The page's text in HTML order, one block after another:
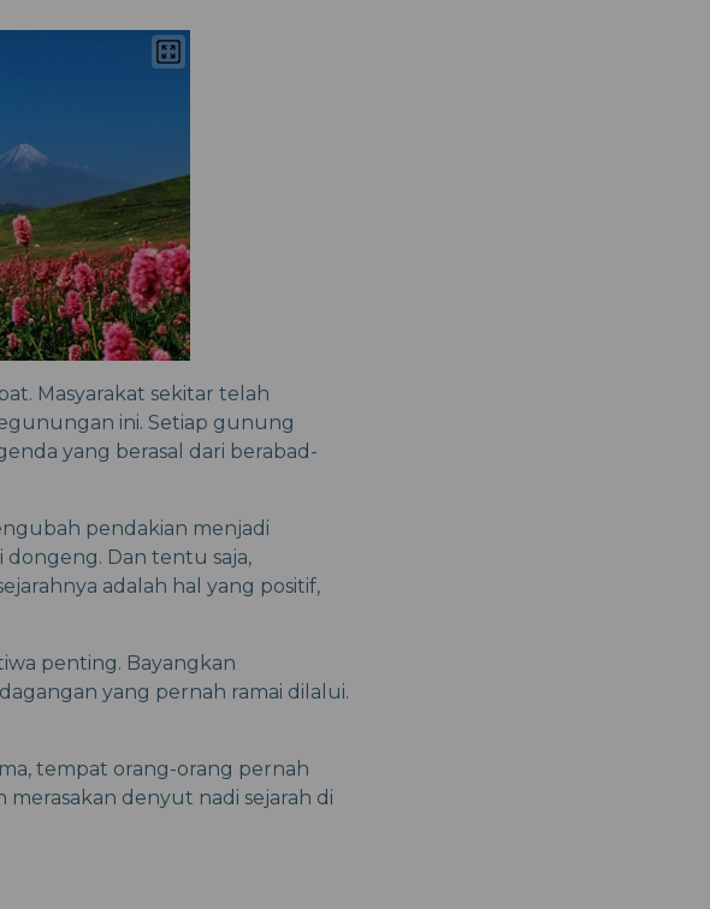
Masyarakat sekitar telah
ini. Setiap gunung
yang berasal dari berabad-
pendakian menjadi
Dan tentu saja,
adalah hal yang positif,
penting. Bayangkan
yang pernah ramai dilalui.
tempat orang-orang pernah
merasakan denyut nadi sejarah di